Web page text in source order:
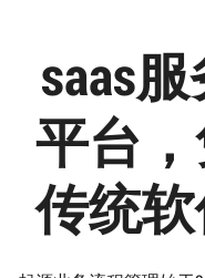
saas
平台
传统